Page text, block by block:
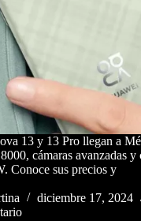
13 y 13 Pro llegan a
cámaras avanzadas y
Conoce sus precios y
diciembre 17, 2024